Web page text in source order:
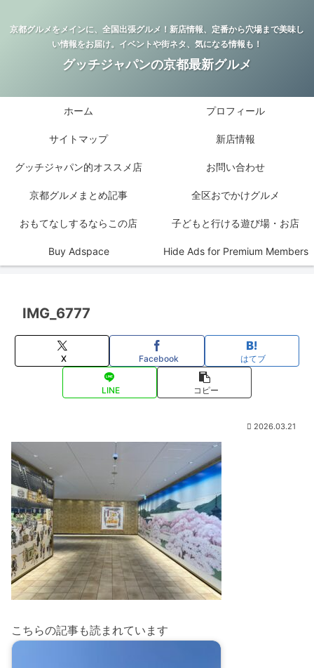
京都グルメをメインに、全国出張グルメ！新店情報、定番から穴場まで美味し
い情報をお届け。イベントや街ネタ、気になる情報も！
グッチジャパンの京都最新グルメ
ホーム プロフィール
サイトマップ 新店情報
グッチジャパン的オススメ店 お問い合わせ
京都グルメまとめ記事 全区おでかけグルメ
おもてなしするならこの店 子どもと行ける遊び場・お店
Buy Adspace Hide Ads for Premium Members
IMG_6777
X Facebook はてブ
LINE コピー
2026.03.21
こちらの記事も読まれています